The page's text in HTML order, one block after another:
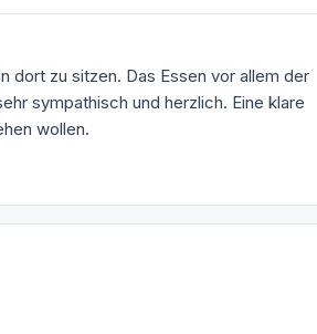
dort zu sitzen. Das Essen vor allem der
sympathisch und herzlich. Eine klare
wollen.